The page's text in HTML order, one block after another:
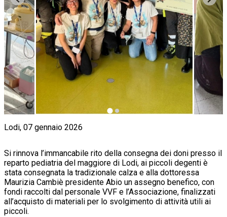
Lodi, 07 gennaio 2026
Si rinnova l’immancabile rito della consegna dei doni presso il
reparto pediatria del maggiore di Lodi, ai piccoli degenti è
stata consegnata la tradizionale calza e alla dottoressa
Maurizia Cambiè presidente Abio un assegno benefico, con
fondi raccolti dal personale VVF e l’Associazione, finalizzati
all’acquisto di materiali per lo svolgimento di attività utili ai
piccoli.